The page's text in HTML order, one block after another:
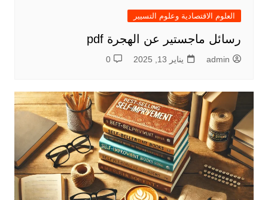
العلوم الاقتصادية وعلوم التسيير
رسائل ماجستير عن الهجرة pdf
admin يناير 13, 2025 0